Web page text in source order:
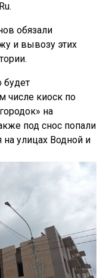
обязали
и вывозу этих
будет
числе киоск по
на
под снос попали
на улицах Водной и